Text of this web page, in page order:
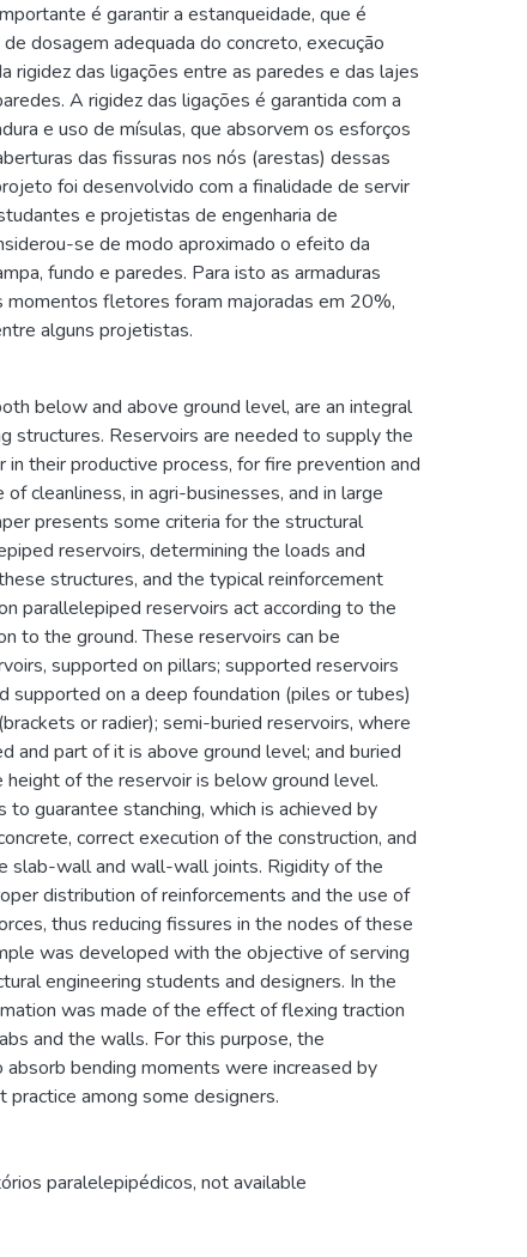
é garantir a estanqueidade, que é
dosagem adequada do concreto, execução
rigidez das ligações entre as paredes e das lajes
A rigidez das ligações é garantida com a
e uso de mísulas, que absorvem os esforços
das fissuras nos nós (arestas) dessas
foi desenvolvido com a finalidade de servir
e projetistas de engenharia de
se de modo aproximado o efeito da
fundo e paredes. Para isto as armaduras
momentos fletores foram majoradas em 20%,
alguns projetistas.
below and above ground level, are an integral
structures. Reservoirs are needed to supply the
their productive process, for fire prevention and
cleanliness, in agri-businesses, and in large
presents some criteria for the structural
reservoirs, determining the loads and
structures, and the typical reinforcement
parallelepiped reservoirs act according to the
to the ground. These reservoirs can be
supported on pillars; supported reservoirs
supported on a deep foundation (piles or tubes)
or radier); semi-buried reservoirs, where
and part of it is above ground level; and buried
of the reservoir is below ground level.
guarantee stanching, which is achieved by
correct execution of the construction, and
slab-wall and wall-wall joints. Rigidity of the
distribution of reinforcements and the use of
thus reducing fissures in the nodes of these
was developed with the objective of serving
engineering students and designers. In the
was made of the effect of flexing traction
and the walls. For this purpose, the
bending moments were increased by
among some designers.
paralelepipédicos, not available